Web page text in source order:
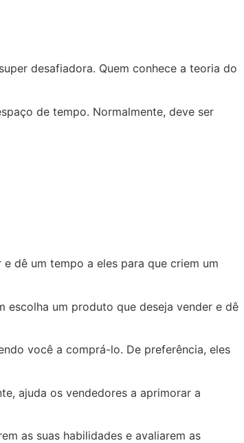
desafiadora. Quem conhece a teoria do
de tempo. Normalmente, deve ser
dê um tempo a eles para que criem um
escolha um produto que deseja vender e dê
você a comprá-lo. De preferência, eles
ajuda os vendedores a aprimorar a
as suas habilidades e avaliarem as